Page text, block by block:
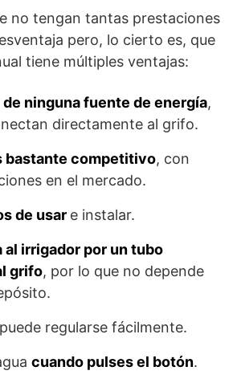
no tengan tantas prestaciones
pero, lo cierto es, que
tiene múltiples ventajas:
de ninguna fuente de energía,
directamente al grifo.
bastante competitivo, con
en el mercado.
de usar e instalar.
al irrigador por un tubo
grifo, por lo que no depende
regularse fácilmente.
cuando pulses el botón.